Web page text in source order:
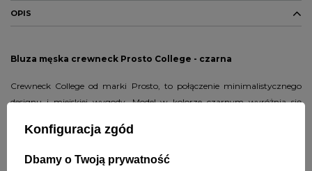
OPIS
Bluza męska crewneck Prosto College - czarna
Crewneck College od marki Prosto, to połączenie minimalistycznego
designu i miejskiej wygody. Model w kolorze czarnym wyróżnia się
chłodniejszych dniach i codziennym komforcie. Prosto
Konfiguracja zgód
Dbamy o Twoją prywatność